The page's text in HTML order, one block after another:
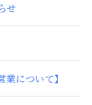
せ
について】